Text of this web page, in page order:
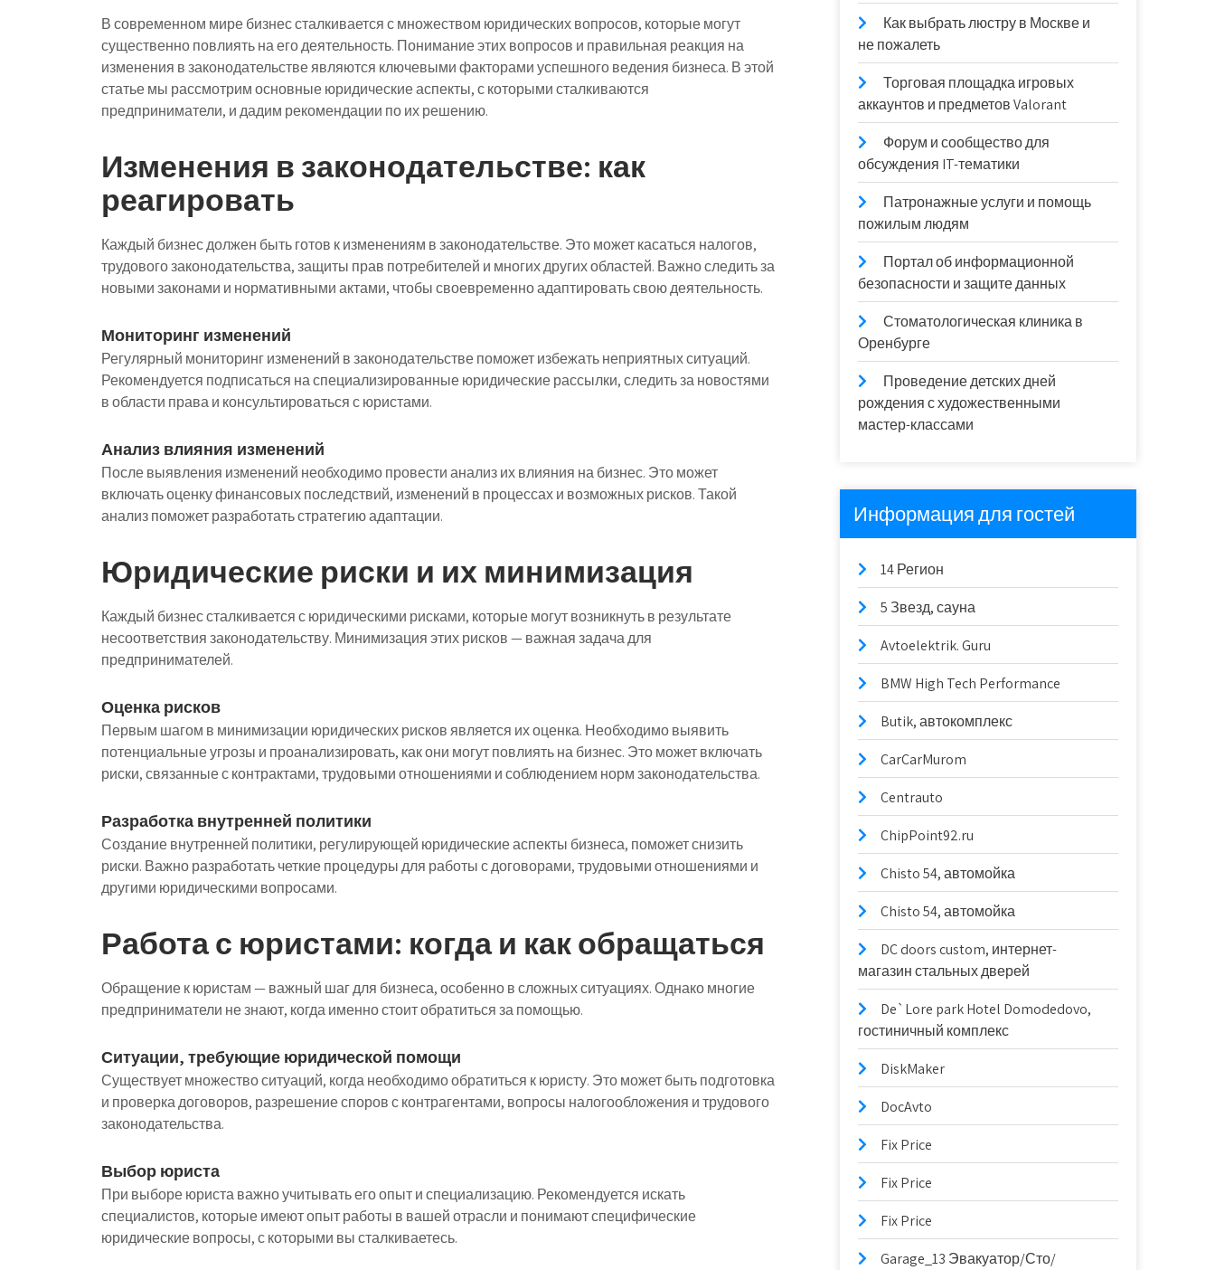
В современном мире бизнес сталкивается с множеством юридических вопросов, которые могут
существенно повлиять на его деятельность. Понимание этих вопросов и правильная реакция на
изменения в законодательстве являются ключевыми факторами успешного ведения бизнеса. В этой
статье мы рассмотрим основные юридические аспекты, с которыми сталкиваются
предприниматели, и дадим рекомендации по их решению.
Изменения в законодательстве: как
реагировать
Каждый бизнес должен быть готов к изменениям в законодательстве. Это может касаться налогов,
трудового законодательства, защиты прав потребителей и многих других областей. Важно следить за
новыми законами и нормативными актами, чтобы своевременно адаптировать свою деятельность.
Мониторинг изменений
Регулярный мониторинг изменений в законодательстве поможет избежать неприятных ситуаций.
Рекомендуется подписаться на специализированные юридические рассылки, следить за новостями
в области права и консультироваться с юристами.
Анализ влияния изменений
После выявления изменений необходимо провести анализ их влияния на бизнес. Это может
включать оценку финансовых последствий, изменений в процессах и возможных рисков. Такой
анализ поможет разработать стратегию адаптации.
Юридические риски и их минимизация
Каждый бизнес сталкивается с юридическими рисками, которые могут возникнуть в результате
несоответствия законодательству. Минимизация этих рисков — важная задача для
предпринимателей.
Оценка рисков
Первым шагом в минимизации юридических рисков является их оценка. Необходимо выявить
потенциальные угрозы и проанализировать, как они могут повлиять на бизнес. Это может включать
риски, связанные с контрактами, трудовыми отношениями и соблюдением норм законодательства.
Разработка внутренней политики
Создание внутренней политики, регулирующей юридические аспекты бизнеса, поможет снизить
риски. Важно разработать четкие процедуры для работы с договорами, трудовыми отношениями и
другими юридическими вопросами.
Работа с юристами: когда и как обращаться
Обращение к юристам — важный шаг для бизнеса, особенно в сложных ситуациях. Однако многие
предприниматели не знают, когда именно стоит обратиться за помощью.
Ситуации, требующие юридической помощи
Существует множество ситуаций, когда необходимо обратиться к юристу. Это может быть подготовка
и проверка договоров, разрешение споров с контрагентами, вопросы налогообложения и трудового
законодательства.
Выбор юриста
При выборе юриста важно учитывать его опыт и специализацию. Рекомендуется искать
специалистов, которые имеют опыт работы в вашей отрасли и понимают специфические
юридические вопросы, с которыми вы сталкиваетесь.
Как выбрать люстру в Москве и
не пожалеть
Торговая площадка игровых
аккаунтов и предметов Valorant
Форум и сообщество для
обсуждения IT-тематики
Патронажные услуги и помощь
пожилым людям
Портал об информационной
безопасности и защите данных
Стоматологическая клиника в
Оренбурге
Проведение детских дней
рождения с художественными
мастер-классами
Информация для гостей
14 Регион
5 Звезд, сауна
Avtoelektrik. Guru
BMW High Tech Performance
Butik, автокомплекс
CarCarMurom
Centrauto
ChipPoint92.ru
Chisto 54, автомойка
Chisto 54, автомойка
DC doors custom, интернет-
магазин стальных дверей
De`Lore park Hotel Domodedovo,
гостиничный комплекс
DiskMaker
DocAvto
Fix Price
Fix Price
Fix Price
Garage_13 Эвакуатор/Сто/